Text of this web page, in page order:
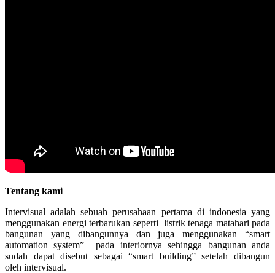
Tentang kami
Intervisual adalah sebuah perusahaan pertama di indonesia yang
menggunakan energi terbarukan seperti listrik tenaga matahari pada
bangunan yang dibangunnya dan juga menggunakan “smart
automation system” pada interiornya sehingga bangunan anda
sudah dapat disebut sebagai “smart building” setelah dibangun
oleh intervisual.